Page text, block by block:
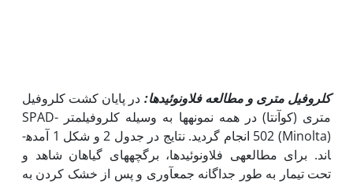
کلروفیل متری و مطالعه فلاونوئیدها: در پایان کشت کلروفیل
متری (کوآنتا) در همه نمونه­ها به وسیله کلروفیل­متر SPAD-
502 (Minolta) انجام گردید. نتایج در جدول 2 و شکل 1 آمده­
اند. برای مطالعه‏ی فلاونوئیدها، برگچههای گیاهان شاهد و
تحت تیمار به طور جداگانه جمع­آوری و پس از خشک کردن به